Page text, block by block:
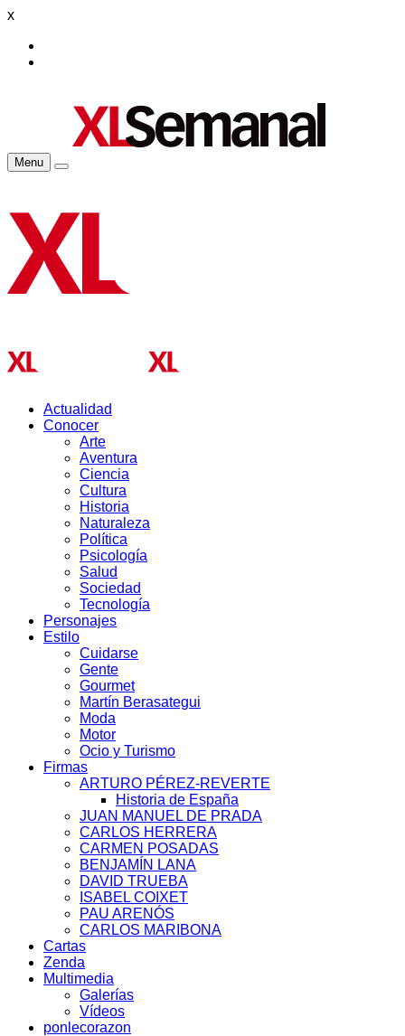
x
Menu
Actualidad
Conocer
Arte
Aventura
Ciencia
Cultura
Historia
Naturaleza
Política
Psicología
Salud
Sociedad
Tecnología
Personajes
Estilo
Cuidarse
Gente
Gourmet
Martín Berasategui
Moda
Motor
Ocio y Turismo
Firmas
ARTURO PÉREZ-REVERTE
Historia de España
JUAN MANUEL DE PRADA
CARLOS HERRERA
CARMEN POSADAS
BENJAMÍN LANA
DAVID TRUEBA
ISABEL COIXET
PAU ARENÓS
CARLOS MARIBONA
Cartas
Zenda
Multimedia
Galerías
Vídeos
ponlecorazon